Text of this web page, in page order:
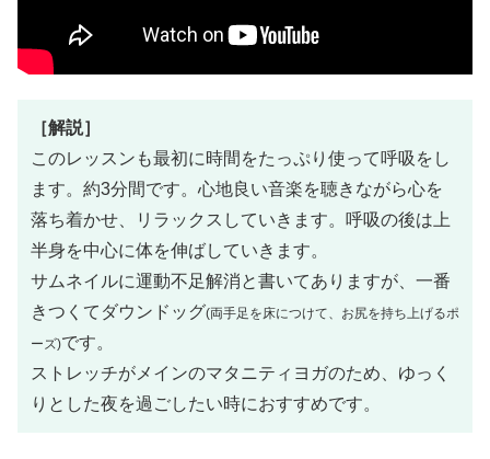
［解説］
このレッスンも最初に時間をたっぷり使って呼吸をし
ます。約3分間です。心地良い音楽を聴きながら心を
落ち着かせ、リラックスしていきます。呼吸の後は上
半身を中心に体を伸ばしていきます。
サムネイルに運動不足解消と書いてありますが、一番
きつくてダウンドッグ(両手足を床につけて、お尻を持ち上げるポ
ーズ)です。
ストレッチがメインのマタニティヨガのため、ゆっく
りとした夜を過ごしたい時におすすめです。